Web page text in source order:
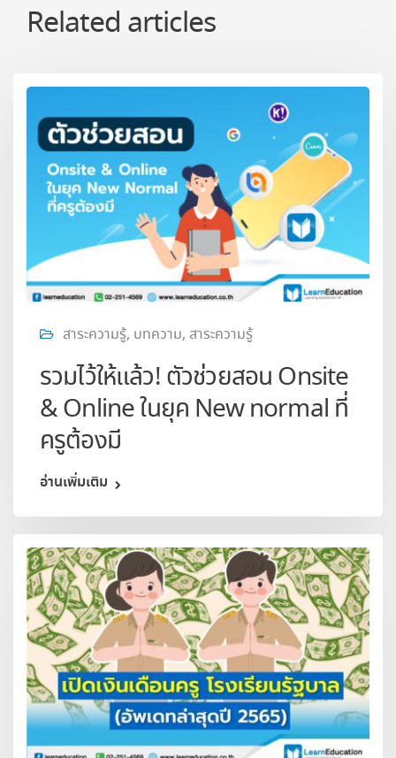
Related articles
สาระความรู้, บทความ, สาระความรู้
รวมไว้ให้แล้ว! ตัวช่วยสอน Onsite
& Online ในยุค New normal ที่
ครูต้องมี
อ่านเพิ่มเติม